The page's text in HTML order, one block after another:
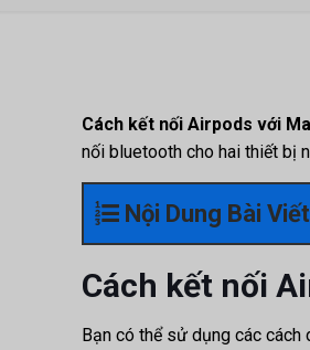
Cách kết nối Airpods với
nối bluetooth cho hai thiết bị
Nội Dung Bài Viết
Cách kết nối
Bạn có thể sử dụng các